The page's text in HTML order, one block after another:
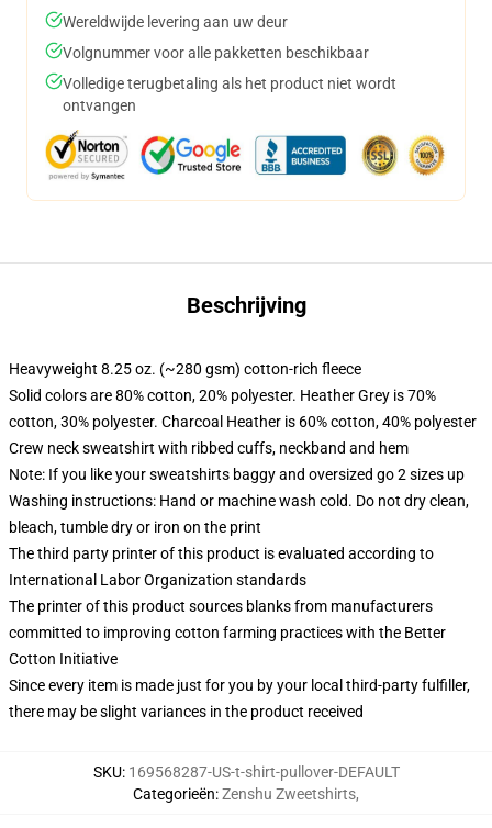
Wereldwijde levering aan uw deur
Volgnummer voor alle pakketten beschikbaar
Volledige terugbetaling als het product niet wordt
ontvangen
Beschrijving
Heavyweight 8.25 oz. (~280 gsm) cotton-rich fleece
Solid colors are 80% cotton, 20% polyester. Heather Grey is 70%
cotton, 30% polyester. Charcoal Heather is 60% cotton, 40% polyester
Crew neck sweatshirt with ribbed cuffs, neckband and hem
Note: If you like your sweatshirts baggy and oversized go 2 sizes up
Washing instructions: Hand or machine wash cold. Do not dry clean,
bleach, tumble dry or iron on the print
The third party printer of this product is evaluated according to
International Labor Organization standards
The printer of this product sources blanks from manufacturers
committed to improving cotton farming practices with the Better
Cotton Initiative
Since every item is made just for you by your local third-party fulfiller,
there may be slight variances in the product received
SKU: 169568287-US-t-shirt-pullover-DEFAULT
Categorieën:Zenshu Zweetshirts,